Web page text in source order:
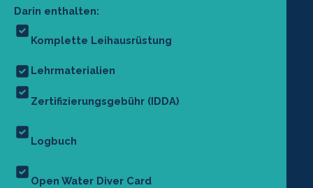
Darin enthalten:
Komplette Leihausrüstung
Lehrmaterialien
Zertifizierungsgebühr (IDDA)
Logbuch
Open Water Diver Card